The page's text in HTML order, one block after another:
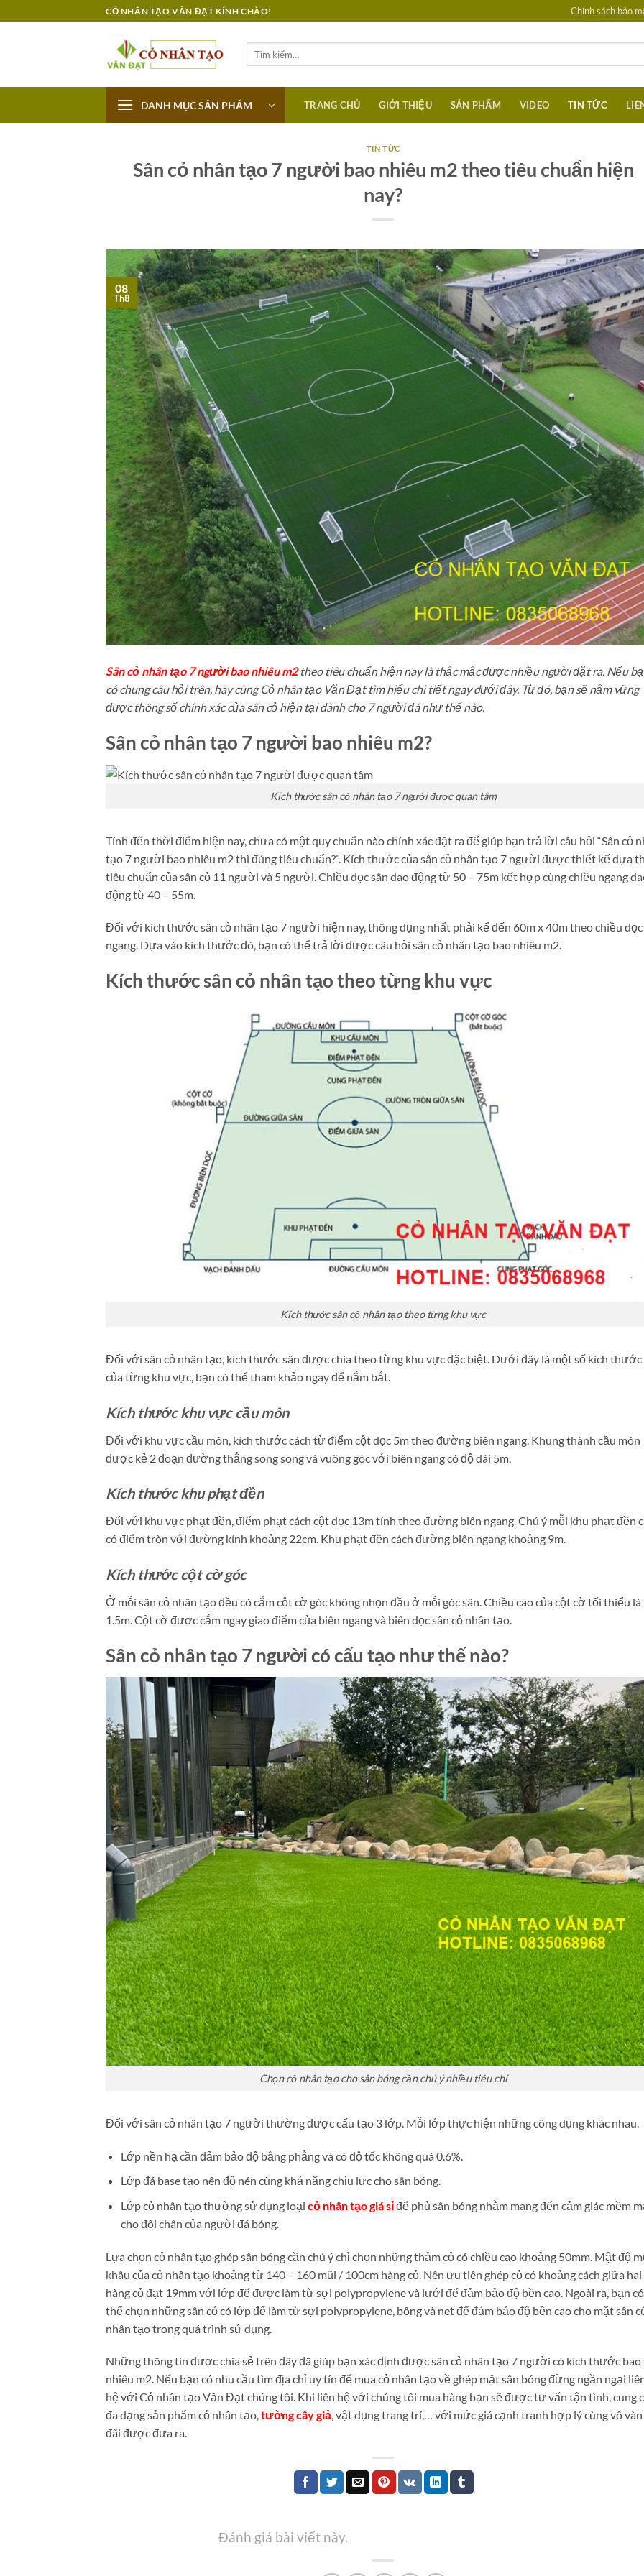
qua
CỎ NHÂN TẠO VĂN ĐẠT KÍNH CHÀO! Chính sách bảo
DANH MỤC SẢN PHẨM TRANG CHỦ GIỚI THIỆU SẢN PHẨM VIDEO TIN TỨC
TIN TỨC
Sân cỏ nhân tạo 7 người bao nhiêu m2 theo tiêu chuẩn hiện
nay?
08
Th8
Sân cỏ nhân tạo 7 người bao nhiêu m2theo tiêu chuẩn hiện nay là thắc mắc được nhiều người đặt ra. Nếu
có chung câu hỏi trên, hãy cùng Cỏ nhân tạo Văn Đạt tìm hiểu chi tiết ngay dưới đây. Từ đó, bạn sẽ nắm vững
được thông số chính xác của sân cỏ hiện tại dành cho 7 người đá như thế nào.
Sân cỏ nhân tạo 7 người bao nhiêu m2?
Kích thước sân cỏ nhân tạo 7 người được quan tâm
Tính đến thời điểm hiện nay, chưa có một quy chuẩn nào chính xác đặt ra để giúp bạn trả lời câu hỏi “Sân cỏ
tạo 7 người bao nhiêu m2 thì đúng tiêu chuẩn?”. Kích thước của sân cỏ nhân tạo 7 người được thiết kế dựa
tiêu chuẩn của sân cỏ 11 người và 5 người. Chiều dọc sân dao động từ 50 – 75m kết hợp cùng chiều ngang
động từ 40 – 55m.
Đối với kích thước sân cỏ nhân tạo 7 người hiện nay, thông dụng nhất phải kể đến 60m x 40m theo chiều dọc
ngang. Dựa vào kích thước đó, bạn có thể trả lời được câu hỏi sân cỏ nhân tạo bao nhiêu m2.
Kích thước sân cỏ nhân tạo theo từng khu vực
Kích thước sân cỏ nhân tạo theo từng khu vực
Đối với sân cỏ nhân tạo, kích thước sân được chia theo từng khu vực đặc biệt. Dưới đây là một số kích thước
của từng khu vực, bạn có thể tham khảo ngay để nắm bắt.
Kích thước khu vực cầu môn
Đối với khu vực cầu môn, kích thước cách từ điểm cột dọc 5m theo đường biên ngang. Khung thành cầu môn
được kẻ 2 đoạn đường thẳng song song và vuông góc với biên ngang có độ dài 5m.
Kích thước khu phạt đền
Đối với khu vực phạt đền, điểm phạt cách cột dọc 13m tính theo đường biên ngang. Chú ý mỗi khu phạt đền
có điểm tròn với đường kính khoảng 22cm. Khu phạt đền cách đường biên ngang khoảng 9m.
Kích thước cột cờ góc
Ở mỗi sân cỏ nhân tạo đều có cắm cột cờ góc không nhọn đầu ở mỗi góc sân. Chiều cao của cột cờ tối thiểu là
1.5m. Cột cờ được cắm ngay giao điểm của biên ngang và biên dọc sân cỏ nhân tạo.
Sân cỏ nhân tạo 7 người có cấu tạo như thế nào?
Chọn cỏ nhân tạo cho sân bóng cần chú ý nhiều tiêu chí
Đối với sân cỏ nhân tạo 7 người thường được cấu tạo 3 lớp. Mỗi lớp thực hiện những công dụng khác nhau.
Lớp nền hạ cần đảm bảo độ bằng phẳng và có độ tốc không quá 0.6%.
Lớp đá base tạo nên độ nén cùng khả năng chịu lực cho sân bóng.
Lớp cỏ nhân tạo thường sử dụng loại cỏ nhân tạo giá sỉđể phủ sân bóng nhằm mang đến cảm giác mềm
cho đôi chân của người đá bóng.
Lựa chọn cỏ nhân tạo ghép sân bóng cần chú ý chỉ chọn những thảm cỏ có chiều cao khoảng 50mm. Mật độ
khâu của cỏ nhân tạo khoảng từ 140 – 160 mũi / 100cm hàng cỏ. Nên ưu tiên ghép cỏ có khoảng cách giữa hai
hàng cỏ đạt 19mm với lớp đế được làm từ sợi polypropylene và lưới để đảm bảo độ bền cao. Ngoài ra, bạn có
thể chọn những sân cỏ có lớp đế làm từ sợi polypropylene, bông và net để đảm bảo độ bền cao cho mặt sân
nhân tạo trong quá trình sử dụng.
Những thông tin được chia sẻ trên đây đã giúp bạn xác định được sân cỏ nhân tạo 7 người có kích thước bao
nhiêu m2. Nếu bạn có nhu cầu tìm địa chỉ uy tín để mua cỏ nhân tạo về ghép mặt sân bóng đừng ngần ngại
hệ với Cỏ nhân tạo Văn Đạt chúng tôi. Khi liên hệ với chúng tôi mua hàng bạn sẽ được tư vấn tận tình, cung
đa dạng sản phẩm cỏ nhân tạo,tường cây giả, vật dụng trang trí,… với mức giá cạnh tranh hợp lý cùng vô
đãi được đưa ra.
Đánh giá bài viết này.